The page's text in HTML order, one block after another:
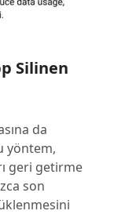
Silinen
da
yöntem,
geri getirme
son